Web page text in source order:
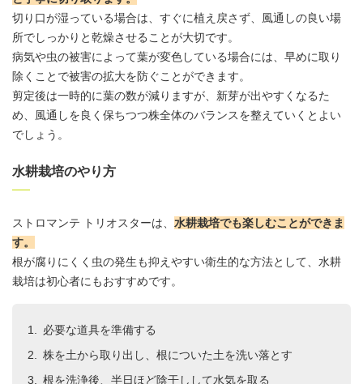
切り口が湿っている場合は、すぐに植え戻さず、風通しの良い場
所でしっかりと乾燥させることが大切です。
病気や虫の被害によって葉が変色している場合には、早めに取り
除くことで被害の拡大を防ぐことができます。
剪定後は一時的に葉の数が減りますが、新芽が出やすくなるた
め、風通しを良く保ちつつ株全体のバランスを整えていくとよい
でしょう。
水耕栽培のやり方
ストロマンテ トリオスターは、 水耕栽培でも楽しむことができま
す。
根が腐りにくく虫の発生も抑えやすい衛生的な方法として、水耕
栽培は初心者にもおすすめです。
必要な道具を準備する
株を土から取り出し、根についた土を洗い落とす
根を洗浄後、半日ほど陰干しして水気を取る